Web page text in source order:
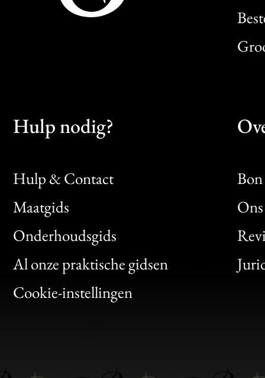
Hulp nodig?
Hulp & Contact
Maatgids
Onderhoudsgids
Al onze praktische gidsen
Cookie-instellingen
Bon
Clic